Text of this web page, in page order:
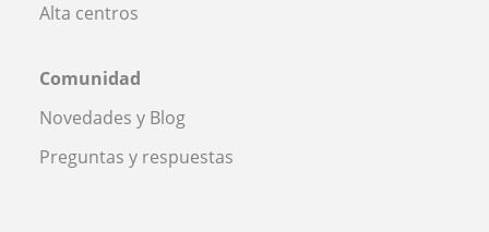
Alta centros
Comunidad
Novedades y Blog
Preguntas y respuestas